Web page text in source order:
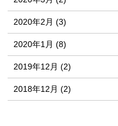
2020年2月 (3)
2020年1月 (8)
2019年12月 (2)
2018年12月 (2)